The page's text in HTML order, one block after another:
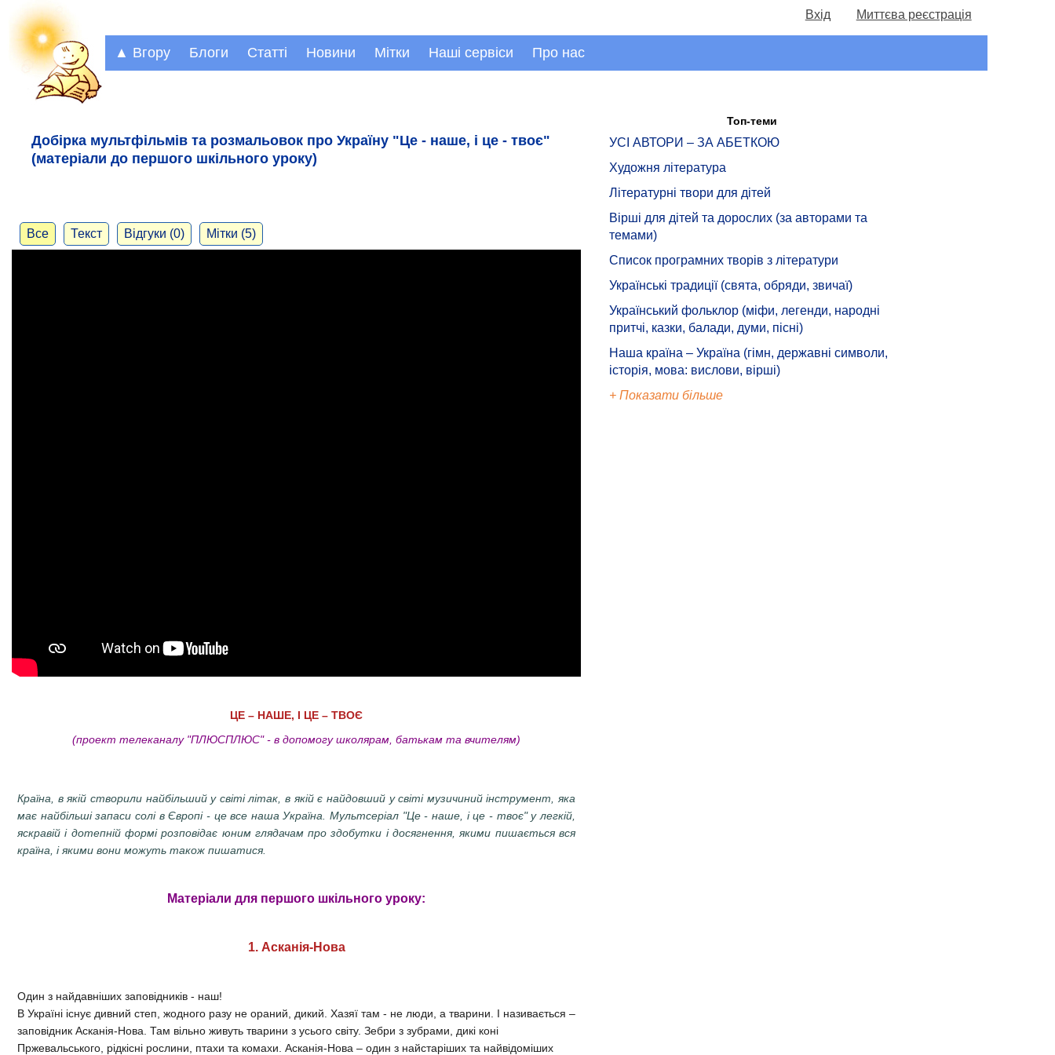
Вхід Миттєва реєстрація
▲ Вгору Блоги Статті Новини Мітки Наші сервіси Про нас
Добірка мультфільмів та розмальовок про Україну "Це - наше, і це - твоє"
(матеріали до першого шкільного уроку)
Все Текст Відгуки (0) Мітки (5)
ЦЕ – НАШЕ, І ЦЕ – ТВОЄ
(проект телеканалу "ПЛЮСПЛЮС" - в допомогу школярам, батькам та вчителям)
Країна, в якій створили найбільший у світі літак, в якій є найдовший у світі музичиний інструмент, яка
має найбільші запаси солі в Європі - це все наша Україна. Мультсеріал "Це - наше, і це - твоє" у легкій,
яскравій і дотепній формі розповідає юним глядачам про здобутки і досягнення, якими пишається вся
країна, і якими вони можуть також пишатися.
Матеріали для першого шкільного уроку:
1. Асканія-Нова
Один з найдавніших заповідників - наш!
В Україні існує дивний степ, жодного разу не ораний, дикий. Хазяї там - не люди, а тварини. І називається –
заповідник Асканія-Нова. Там вільно живуть тварини з усього світу. Зебри з зубрами, дикі коні
Пржевальського, рідкісні рослини, птахи та комахи. Асканія-Нова – один з найстаріших та найвідоміших
Топ-теми
УСІ АВТОРИ – ЗА АБЕТКОЮ
Художня література
Літературні твори для дітей
Вірші для дітей та дорослих (за авторами та
темами)
Список програмних творів з літератури
Українські традиції (свята, обряди, звичаї)
Український фольклор (міфи, легенди, народні
притчі, казки, балади, думи, пісні)
Наша країна – Україна (гімн, державні символи,
історія, мова: вислови, вірші)
+ Показати більше